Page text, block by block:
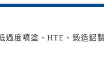
過度噴塗、HTE、鍛造鋁